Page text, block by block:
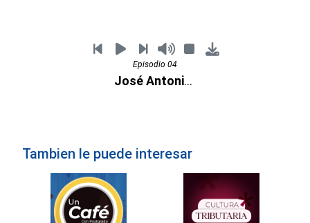
Episodio 04
José Antonio Páez
Tambien le puede interesar